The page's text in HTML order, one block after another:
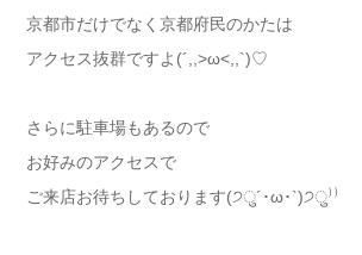
京都市だけでなく京都府民のかたは
アクセス抜群ですよ(´,,>ω<,,`)♡
さらに駐車場もあるので
お好みのアクセスで
ご来店お待ちしております(੭ु´･ω･`)੭ु⁾⁾